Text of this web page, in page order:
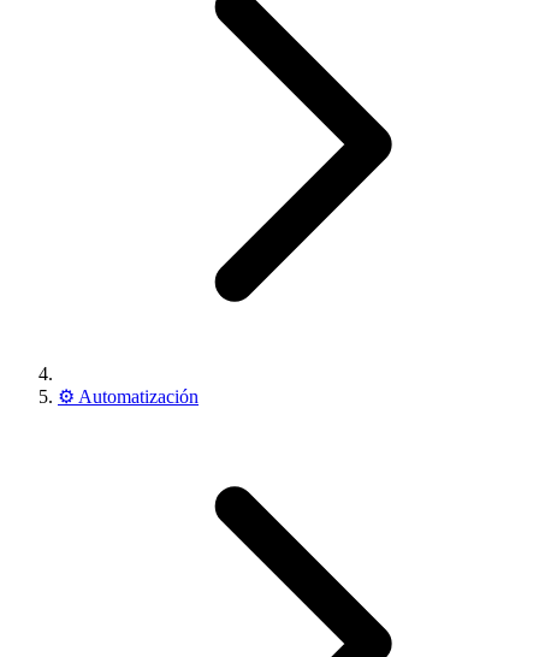
⚙️ Automatización